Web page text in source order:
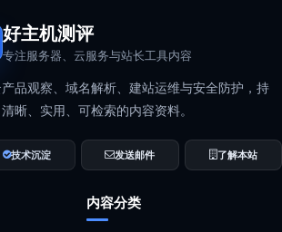
好主机测评
专注服务器、云服务与站长工具内容
品观察、域名解析、建站运维与安全防护，持
晰、实用、可检索的内容资料。
技术沉淀 发送邮件 了解本站
内容分类